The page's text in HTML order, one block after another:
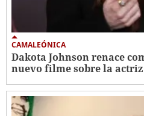
CAMALEÓNICA
Dakota Johnson renace
nuevo filme sobre la actriz